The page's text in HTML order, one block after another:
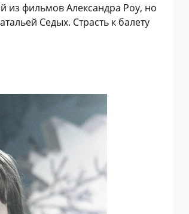
из фильмов Александра Роу, но
Седых. Страсть к балету